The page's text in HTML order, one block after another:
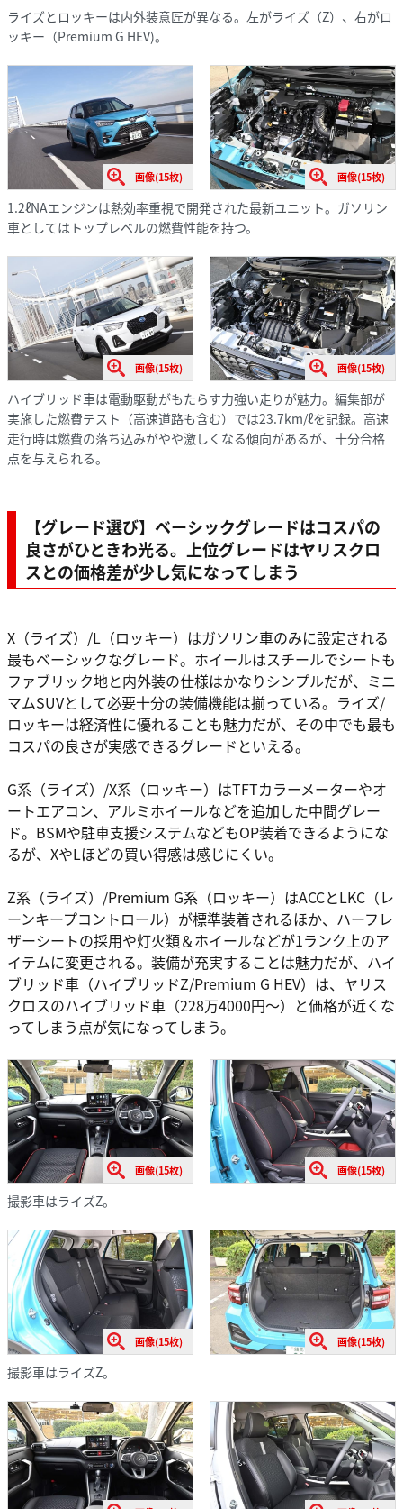
ライズとロッキーは内外装意匠が異なる。左がライズ（Z）、右がロ
ッキー（Premium G HEV)。
画像(15枚) 画像(15枚)
1.2ℓNAエンジンは熱効率重視で開発された最新ユニット。ガソリン
車としてはトップレベルの燃費性能を持つ。
画像(15枚) 画像(15枚)
ハイブリッド車は電動駆動がもたらす力強い走りが魅力。編集部が
実施した燃費テスト（高速道路も含む）では23.7km/ℓを記録。高速
走行時は燃費の落ち込みがやや激しくなる傾向があるが、十分合格
点を与えられる。
【グレード選び】ベーシックグレードはコスパの
良さがひときわ光る。上位グレードはヤリスクロ
スとの価格差が少し気になってしまう
X（ライズ）/L（ロッキー）はガソリン車のみに設定される
最もベーシックなグレード。ホイールはスチールでシートも
ファブリック地と内外装の仕様はかなりシンプルだが、ミニ
マムSUVとして必要十分の装備機能は揃っている。ライズ/
ロッキーは経済性に優れることも魅力だが、その中でも最も
コスパの良さが実感できるグレードといえる。
G系（ライズ）/X系（ロッキー）はTFTカラーメーターやオ
ートエアコン、アルミホイールなどを追加した中間グレー
ド。BSMや駐車支援システムなどもOP装着できるようにな
るが、XやLほどの買い得感は感じにくい。
Z系（ライズ）/Premium G系（ロッキー）はACCとLKC（レ
ーンキープコントロール）が標準装着されるほか、ハーフレ
ザーシートの採用や灯火類＆ホイールなどが1ランク上のア
イテムに変更される。装備が充実することは魅力だが、ハイ
ブリッド車（ハイブリッドZ/Premium G HEV）は、ヤリス
クロスのハイブリッド車（228万4000円〜）と価格が近くな
ってしまう点が気になってしまう。
画像(15枚) 画像(15枚)
撮影車はライズZ。
画像(15枚) 画像(15枚)
撮影車はライズZ。